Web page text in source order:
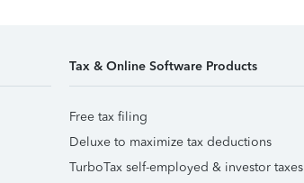
Tax & Online Software Products
Free tax filing
Deluxe to maximize tax deductions
TurboTax self-employed & investor taxes